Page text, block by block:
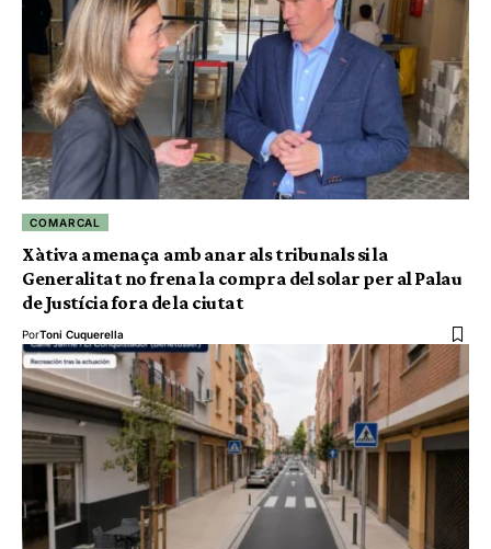
COMARCAL
Xàtiva amenaça amb anar als tribunals si la
Generalitat no frena la compra del solar per al Palau
de Justícia fora de la ciutat
PorToni Cuquerella